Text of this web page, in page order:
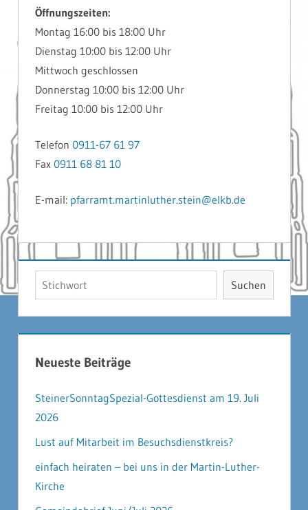
Öffnungszeiten:
Montag 16:00 bis 18:00 Uhr
Dienstag 10:00 bis 12:00 Uhr
Mittwoch geschlossen
Donnerstag 10:00 bis 12:00 Uhr
Freitag 10:00 bis 12:00 Uhr
Telefon 0911-67 61 97
Fax 0911 68 81 10
E-mail: pfarramt.martinluther.stein@elkb.de
Suchen Suchen
Neueste Beiträge
SteinerSonntagSpezial-Gottesdienst am 19. Juli
2026
Lust auf Mitarbeit im Besuchsdienstkreis?
einfach heiraten – bei uns in der Martin-Luther-
Kirche